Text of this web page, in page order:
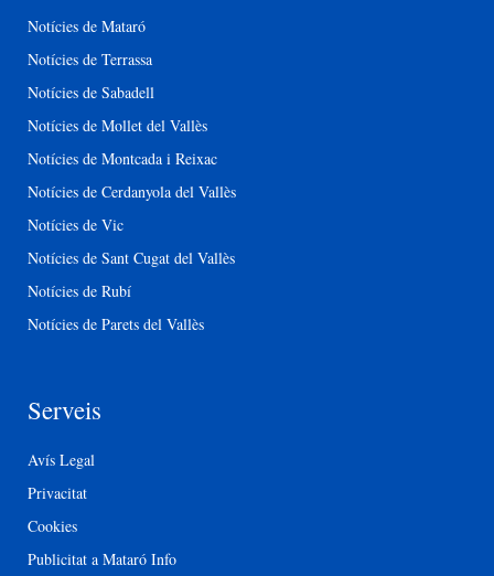
Notícies de Mataró
Notícies de Terrassa
Notícies de Sabadell
Notícies de Mollet del Vallès
Notícies de Montcada i Reixac
Notícies de Cerdanyola del Vallès
Notícies de Vic
Notícies de Sant Cugat del Vallès
Notícies de Rubí
Notícies de Parets del Vallès
Serveis
Avís Legal
Privacitat
Cookies
Publicitat a Mataró Info